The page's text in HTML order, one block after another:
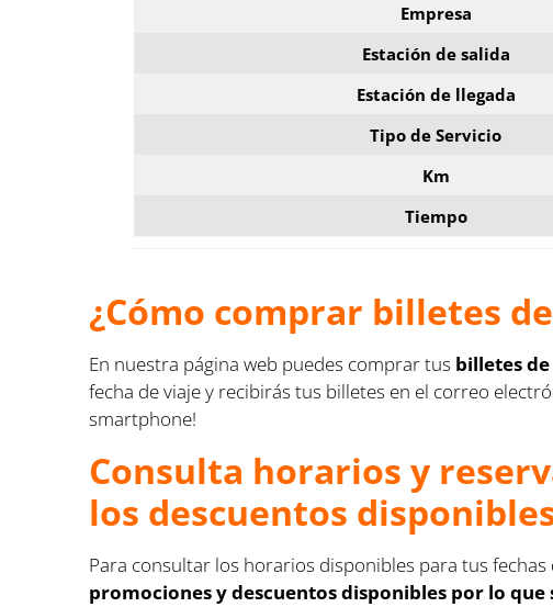
Empresa
Estación de salida
Estación de llegada
Tipo de Servicio
Km
Tiempo
¿Cómo comprar billetes
En nuestra página web puedes comprar tus billetes
fecha de viaje y recibirás tus billetes en el correo
smartphone!
Consulta horarios y
los descuentos
Para consultar los horarios disponibles para tus
promociones y descuentos disponibles por lo